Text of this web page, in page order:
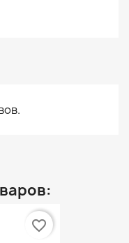
favorite_border